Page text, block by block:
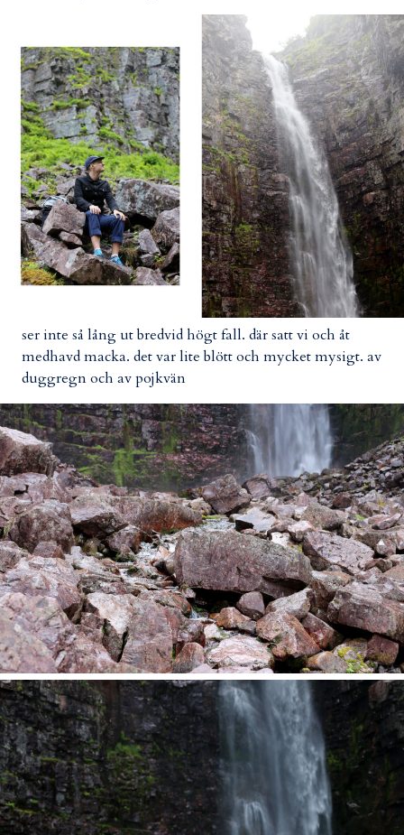
ser inte så lång ut bredvid högt fall. där satt vi och åt
medhavd macka. det var lite blött och mycket mysigt. av
duggregn och av pojkvän